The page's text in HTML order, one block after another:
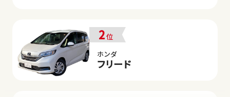
2位
ホンダ
フリード